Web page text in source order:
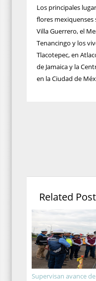
Los principales
flores mexiquenses
Villa Guerrero, el
Tenancingo y los
Tlacotepec, en
de Jamaica y la
en la Ciudad de
Related
Supervisan avance